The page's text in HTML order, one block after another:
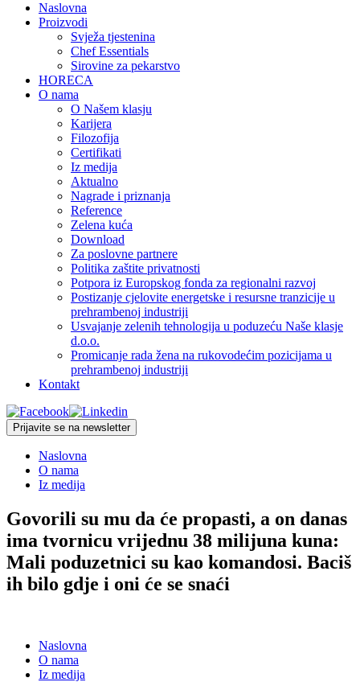
Naslovna
Proizvodi
Svježa tjestenina
Chef Essentials
Sirovine za pekarstvo
HORECA
O nama
O Našem klasju
Karijera
Filozofija
Certifikati
Iz medija
Aktualno
Nagrade i priznanja
Reference
Zelena kuća
Download
Za poslovne partnere
Politika zaštite privatnosti
Potpora iz Europskog fonda za regionalni razvoj
Postizanje cjelovite energetske i resursne tranzicije u
prehrambenoj industriji
Usvajanje zelenih tehnologija u poduzeću Naše klasje
d.o.o.
Promicanje rada žena na rukovodećim pozicijama u
prehrambenoj industriji
Kontakt
Prijavite se na newsletter
Naslovna
O nama
Iz medija
Govorili su mu da će propasti, a on danas
ima tvornicu vrijednu 38 milijuna kuna:
Mali poduzetnici su kao komandosi. Baciš
ih bilo gdje i oni će se snaći
Naslovna
O nama
Iz medija